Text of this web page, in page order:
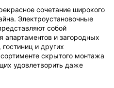
сочетание широкого
Электроустановочные
собой
апартаментов и загородных
и других
скрытого монтажа
удовлетворить даже